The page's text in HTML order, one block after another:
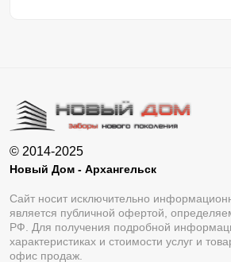
© 2014-2025
Новый Дом - Архангельск
Сайт носит исключительно
является публичной офертой,
РФ. Для получения подробной
характеристиках и стоимости услуг и
офис продаж.